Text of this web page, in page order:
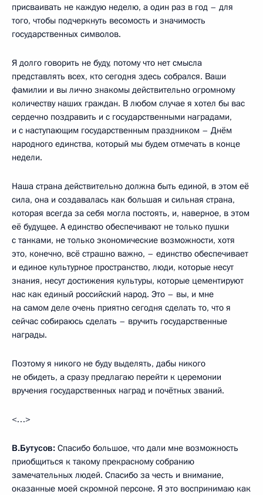
присваивать не каждую неделю, а один раз в год – для
того, чтобы подчеркнуть весомость и значимость
государственных символов.
Я долго говорить не буду, потому что нет смысла
представлять всех, кто сегодня здесь собрался. Ваши
фамилии и вы лично знакомы действительно огромному
количеству наших граждан. В любом случае я хотел бы вас
сердечно поздравить и с государственными наградами,
и с наступающим государственным праздником – Днём
народного единства, который мы будем отмечать в конце
недели.
Наша страна действительно должна быть единой, в этом её
сила, она и создавалась как большая и сильная страна,
которая всегда за себя могла постоять, и, наверное, в этом
её будущее. А единство обеспечивают не только пушки
с танками, не только экономические возможности, хотя
это, конечно, всё страшно важно, – единство обеспечивает
и единое культурное пространство, люди, которые несут
знания, несут достижения культуры, которые цементируют
нас как единый российский народ. Это – вы, и мне
на самом деле очень приятно сегодня сделать то, что я
сейчас собираюсь сделать – вручить государственные
награды.
Поэтому я никого не буду выделять, дабы никого
не обидеть, а сразу предлагаю перейти к церемонии
вручения государственных наград и почётных званий.
<…>
В.Бутусов: Спасибо большое, что дали мне возможность
приобщиться к такому прекрасному собранию
замечательных людей. Спасибо за честь и внимание,
оказанные моей скромной персоне. Я это воспринимаю как